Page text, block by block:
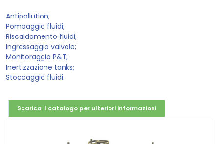
Antipollution;
Pompaggio fluidi;
Riscaldamento fluidi;
Ingrassaggio valvole;
Monitoraggio P&T;
Inertizzazione tanks;
Stoccaggio fluidi.
Scarica il catalogo per ulteriori informazioni